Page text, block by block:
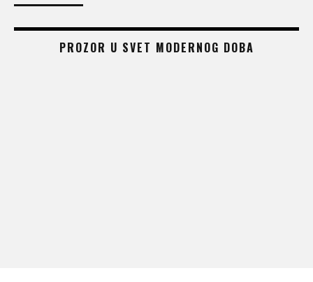
PROZOR U SVET MODERNOG DOBA